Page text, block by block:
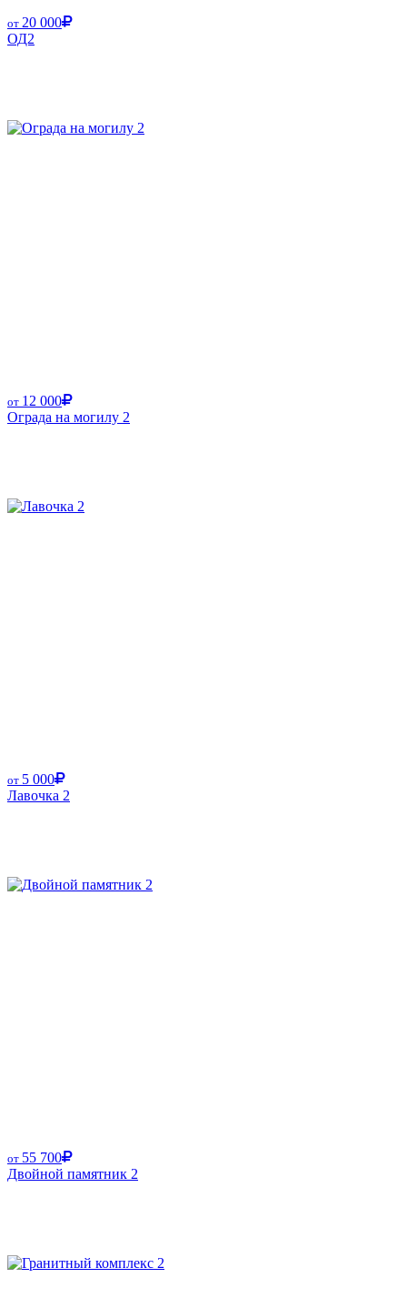
от 20 000
ОД2
от 12 000
Ограда на могилу 2
от 5 000
Лавочка 2
от 55 700
Двойной памятник 2